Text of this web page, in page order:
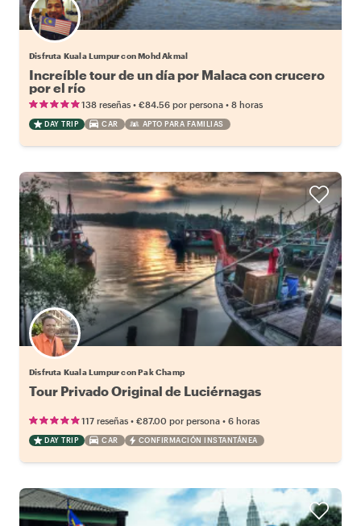
Disfruta Kuala Lumpur con Mohd Akmal
Increíble tour de un día por Malaca con crucero
por el río
138 reseñas • €84.56 por persona • 8 horas
DAY TRIP CAR APTO PARA FAMILIAS
Disfruta Kuala Lumpur con Pak Champ
Tour Privado Original de Luciérnagas
117 reseñas • €87.00 por persona • 6 horas
DAY TRIP CAR CONFIRMACIÓN INSTANTÁNEA